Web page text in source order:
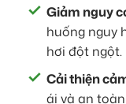
Giảm nguy
huống nguy
hơi đột ngột.
Cải thiện
ái và an